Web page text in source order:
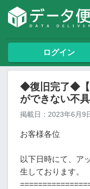
ログイン
◆復旧完了◆【
ができない不
掲載日：2023年6月9
お客様各位
以下日時にて、ア
生しております。